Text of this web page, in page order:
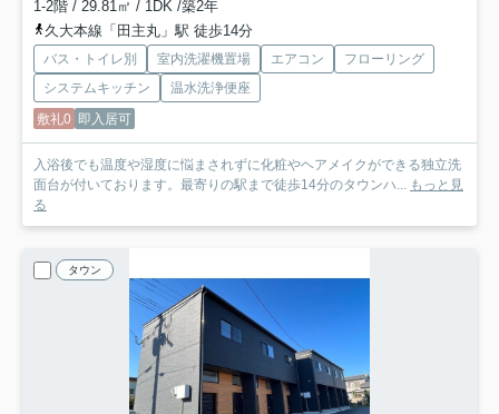
1-2階 / 29.81㎡ / 1DK /築2年
久大本線「田主丸」駅 徒歩14分
バス・トイレ別 室内洗濯機置場 エアコン
フローリング
システムキッチン
温水洗浄便座
敷礼0 即入居可
入浴後でも温度や湿度に悩まされずに化粧やヘアメイクができる独立洗
面台が付いております。最寄りの駅まで徒歩14分のタウンハ... もっと見
る
タウン